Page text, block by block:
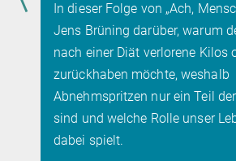
In dieser Folge von „Ach,
Jens Brüning darüber, warum
nach einer Diät verlorene Kilos
zurückhaben möchte, weshalb
Abnehmspritzen nur ein Teil
sind und welche Rolle unser
dabei spielt.